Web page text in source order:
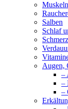
Salben
Schlaf
Augen,
–
–
–